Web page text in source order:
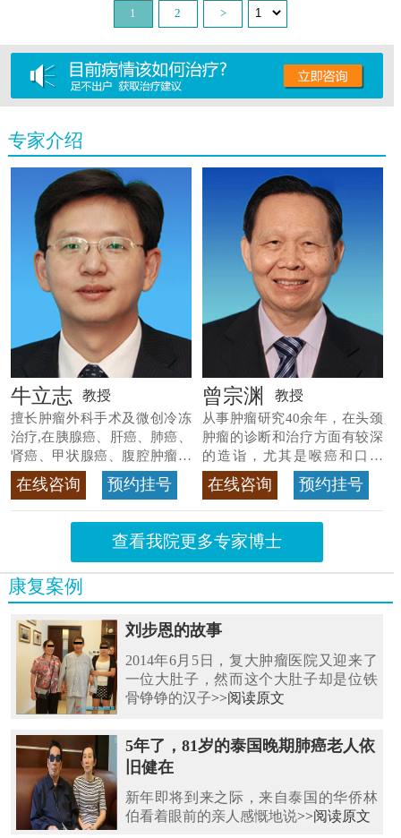
1 2 >
专家介绍
牛立志 教授
擅长肿瘤外科手术及微创冷冻
治疗,在胰腺癌、肝癌、肺癌、
肾癌、甲状腺癌、腹腔肿瘤等
>>查看专家详情
在线咨询 预约挂号
曾宗渊 教授
从事肿瘤研究40余年，在头颈
肿瘤的诊断和治疗方面有较深
的造诣，尤其是喉癌和口腔
癌，迄今仍是广东喉癌单病种
首席专家 >>查看专家详情
在线咨询 预约挂号
查看我院更多专家博士
康复案例
刘步恩的故事
2014年6月5日，复大肿瘤医院又迎来了
一位大肚子，然而这个大肚子却是位铁
骨铮铮的汉子>>阅读原文
5年了，81岁的泰国晚期肺癌老人依
旧健在
新年即将到来之际，来自泰国的华侨林
伯看着眼前的亲人感慨地说>>阅读原文